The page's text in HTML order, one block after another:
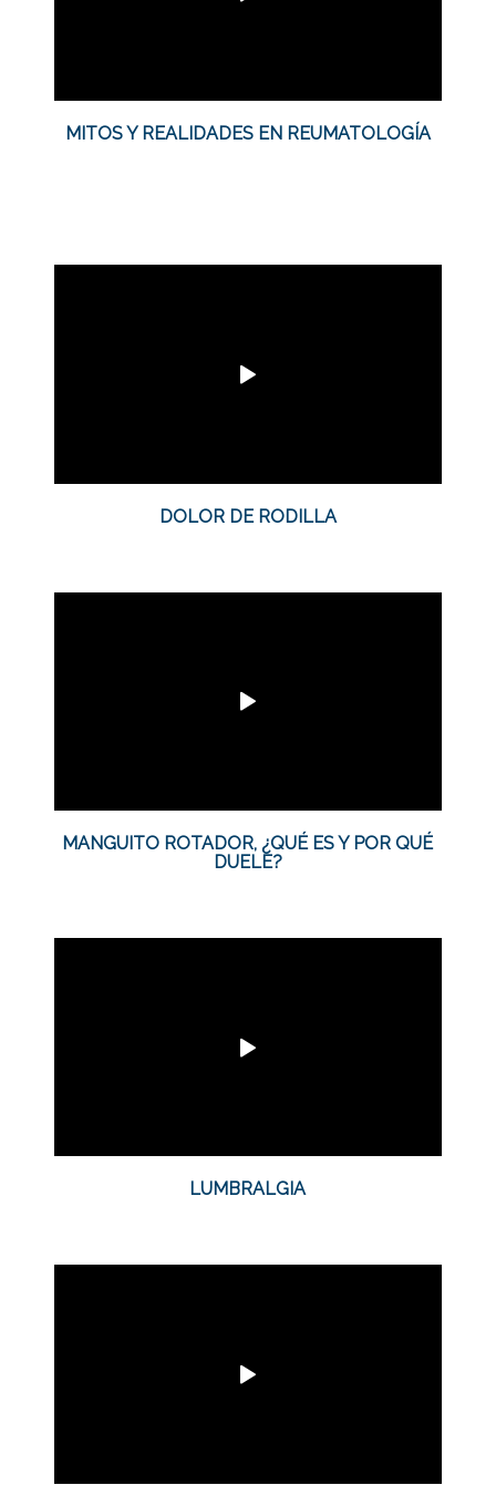
MITOS Y REALIDADES EN REUMATOLOGÍA
DOLOR DE RODILLA
MANGUITO ROTADOR, ¿QUÉ ES Y POR QUÉ
DUELE?
LUMBRALGIA